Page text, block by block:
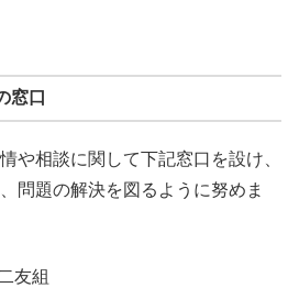
窓口
や相談に関して下記窓口を設け、
問題の解決を図るように努めま
友組